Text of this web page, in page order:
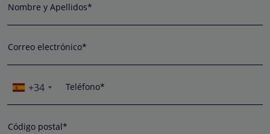
Nombre y Apellidos*
Correo electrónico*
+34 Teléfono*
Código postal*